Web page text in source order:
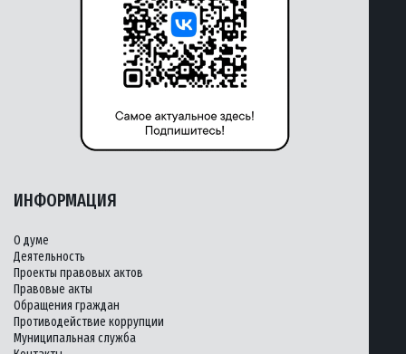
ИНФОРМАЦИЯ
О думе
Деятельность
Проекты правовых актов
Правовые акты
Обращения граждан
Противодействие коррупции
Муниципальная служба